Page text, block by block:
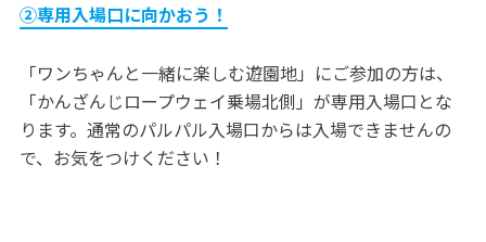
②専用入場口に向かおう！
「ワンちゃんと一緒に楽しむ遊園地」にご参加の方は、
「かんざんじロープウェイ乗場北側」が専用入場口とな
ります。通常のパルパル入場口からは入場できませんの
で、お気をつけください！